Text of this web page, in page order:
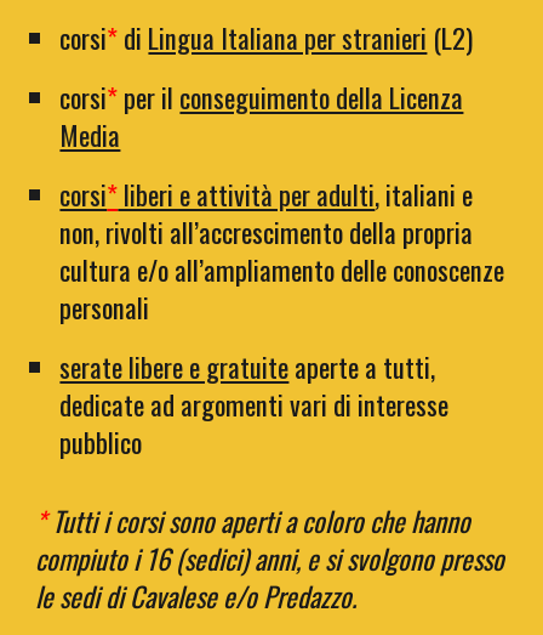
corsi*di Lingua Italiana per stranieri (L2)
corsi*per il conseguimento della Licenza
Media
corsi*liberi e attività per adulti, italiani e
non, rivolti all’accrescimento della propria
cultura e/o all’ampliamento delle conoscenze
personali
serate libere e gratuiteaperte a tutti,
dedicate ad argomenti vari di interesse
pubblico
*Tutti i corsi sono aperti a coloro che hanno
compiuto i 16 (sedici) anni, e si svolgono presso
le sedi di Cavalese e/o Predazzo.